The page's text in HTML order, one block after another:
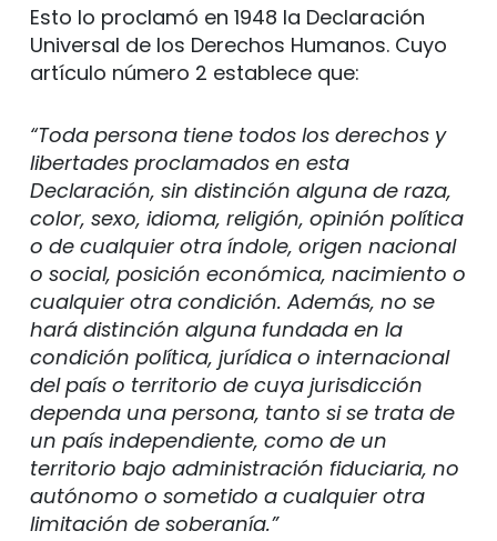
Esto lo proclamó en 1948 la Declaración
Universal de los Derechos Humanos. Cuyo
artículo número 2 establece que:
“Toda persona tiene todos los derechos y
libertades proclamados en esta
Declaración, sin distinción alguna de raza,
color, sexo, idioma, religión, opinión política
o de cualquier otra índole, origen nacional
o social, posición económica, nacimiento o
cualquier otra condición. Además, no se
hará distinción alguna fundada en la
condición política, jurídica o internacional
del país o territorio de cuya jurisdicción
dependa una persona, tanto si se trata de
un país independiente, como de un
territorio bajo administración fiduciaria, no
autónomo o sometido a cualquier otra
limitación de soberanía.”